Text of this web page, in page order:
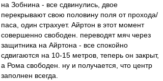
на Зобнина - все сдвинулись, двое
перекрывают свою половину поля от прохода/
паса, один страхует. Айртон в этот момент
совершенно свободен. переводят мяч через
защитника на Айртона - все спокойно
сдвигаются на 10-15 метров, теперь он закрыт,
а Рома свободен. ну и получается, что центр
заполнен всегда.